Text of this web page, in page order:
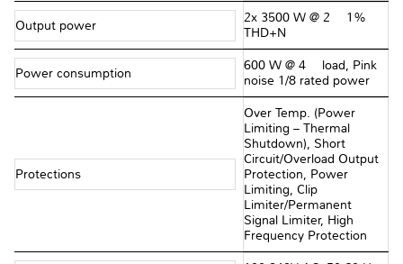
Output power
2x 3500 W @ 2 Ω 1%
THD+N
Power consumption
600 W @ 4 Ω load, Pink
noise 1/8 rated power
Protections
Over Temp. (Power
Limiting – Thermal
Shutdown), Short
Circuit/Overload Output
Protection, Power
Limiting, Clip
Limiter/Permanent
Signal Limiter, High
Frequency Protection